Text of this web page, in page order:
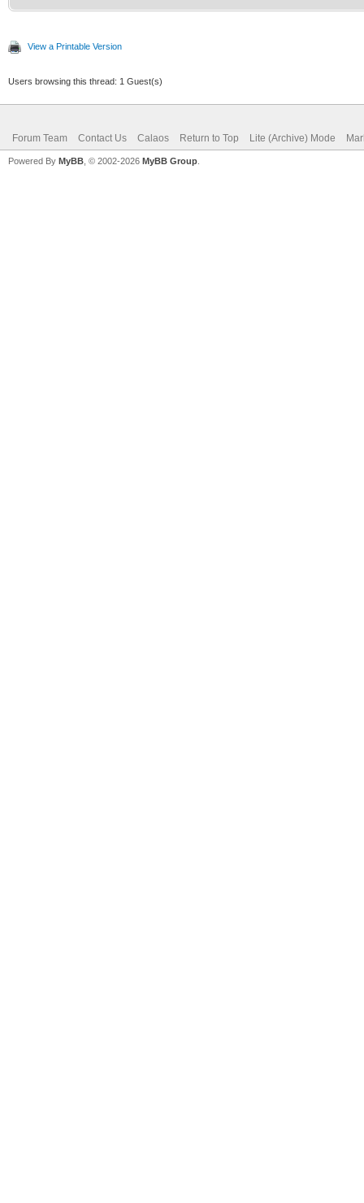
View a Printable Version
Users browsing this thread: 1 Guest(s)
Forum Team Contact Us Calaos Return to Top Lite (Archive) Mode
Powered By MyBB , © 2002-2026 MyBB Group